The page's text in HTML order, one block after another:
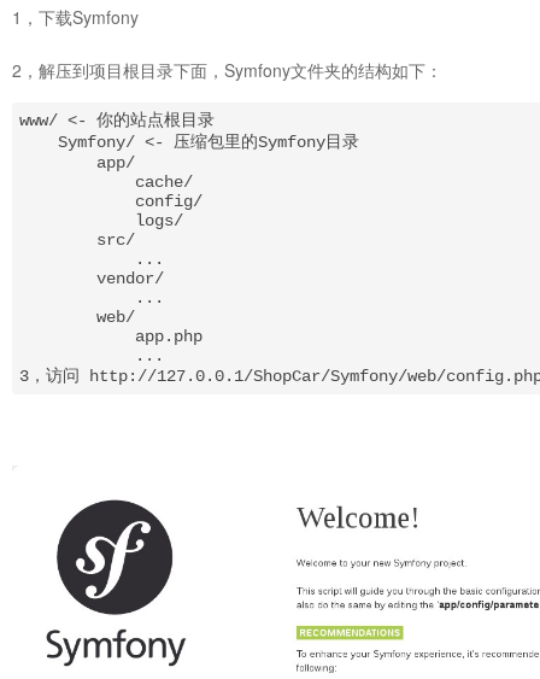
1，下载Symfony
2，解压到项目根目录下面，Symfony文件夹的结构如下：
www/ <- 你的站点根目录
Symfony/ <- 压缩包里的Symfony目录
app/
cache/
config/
logs/
src/
...
vendor/
...
web/
app.php
...
3，访问 http://127.0.0.1/ShopCar/Symfony/web/config.php